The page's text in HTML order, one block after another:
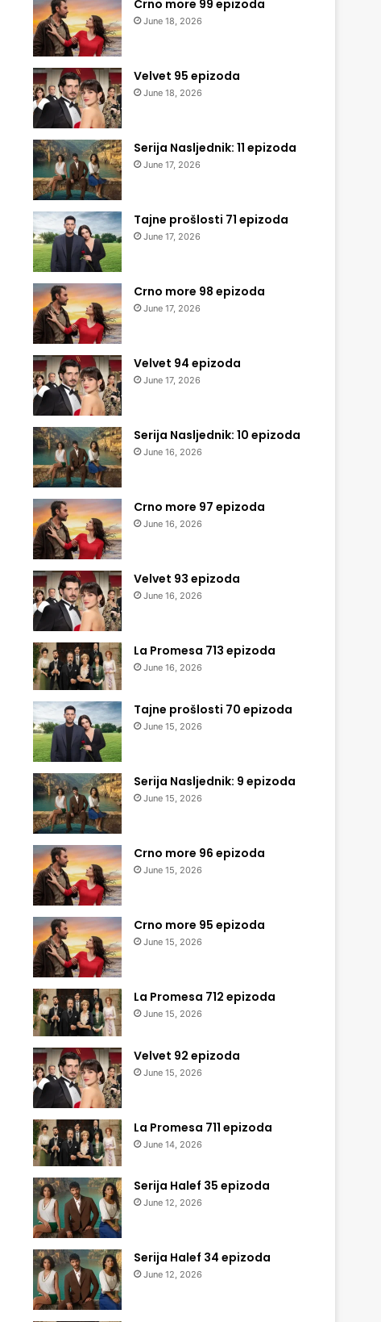
Crno more 99 epizoda
June 18, 2026
Velvet 95 epizoda
June 18, 2026
Serija Nasljednik: 11 epizoda
June 17, 2026
Tajne prošlosti 71 epizoda
June 17, 2026
Crno more 98 epizoda
June 17, 2026
Velvet 94 epizoda
June 17, 2026
Serija Nasljednik: 10 epizoda
June 16, 2026
Crno more 97 epizoda
June 16, 2026
Velvet 93 epizoda
June 16, 2026
La Promesa 713 epizoda
June 16, 2026
Tajne prošlosti 70 epizoda
June 15, 2026
Serija Nasljednik: 9 epizoda
June 15, 2026
Crno more 96 epizoda
June 15, 2026
Crno more 95 epizoda
June 15, 2026
La Promesa 712 epizoda
June 15, 2026
Velvet 92 epizoda
June 15, 2026
La Promesa 711 epizoda
June 14, 2026
Serija Halef 35 epizoda
June 12, 2026
Serija Halef 34 epizoda
June 12, 2026